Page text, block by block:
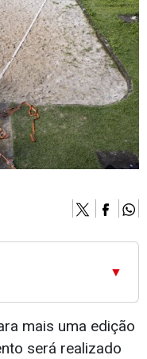
▼
mais uma edição
será realizado